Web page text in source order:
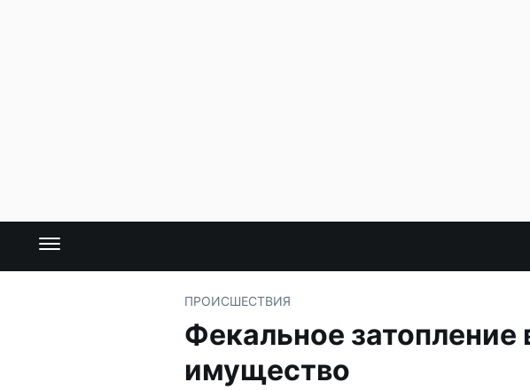
ПРОИСШЕСТВИЯ
Фекальное
имущество